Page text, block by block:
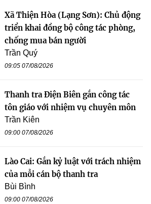
Xã Thiện Hòa (Lạng Sơn): Chủ động
triển khai đồng bộ công tác phòng,
chống mua bán người
Trần Quý
09:05 07/08/2026
Thanh tra Điện Biên gắn công tác
tôn giáo với nhiệm vụ chuyên môn
Trần Kiên
09:00 07/08/2026
Lào Cai: Gắn kỷ luật với trách nhiệm
của mỗi cán bộ thanh tra
Bùi Bình
09:00 07/08/2026